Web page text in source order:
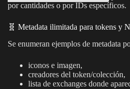
por cantidades o por IDs específicos.
🧬 Metadata ilimitada para tokens y
Se enumeran ejemplos de metadata
iconos e imagen,
creadores del token/colección,
lista de exchanges donde